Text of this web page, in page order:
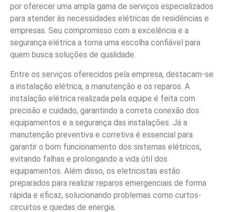
por oferecer uma ampla gama de serviços especializados
para atender às necessidades elétricas de residências e
empresas. Seu compromisso com a excelência e a
segurança elétrica a torna uma escolha confiável para
quem busca soluções de qualidade.
Entre os serviços oferecidos pela empresa, destacam-se
a instalação elétrica, a manutenção e os reparos. A
instalação elétrica realizada pela equipe é feita com
precisão e cuidado, garantindo a correta conexão dos
equipamentos e a segurança das instalações. Já a
manutenção preventiva e corretiva é essencial para
garantir o bom funcionamento dos sistemas elétricos,
evitando falhas e prolongando a vida útil dos
equipamentos. Além disso, os eletricistas estão
preparados para realizar reparos emergenciais de forma
rápida e eficaz, solucionando problemas como curtos-
circuitos e quedas de energia.